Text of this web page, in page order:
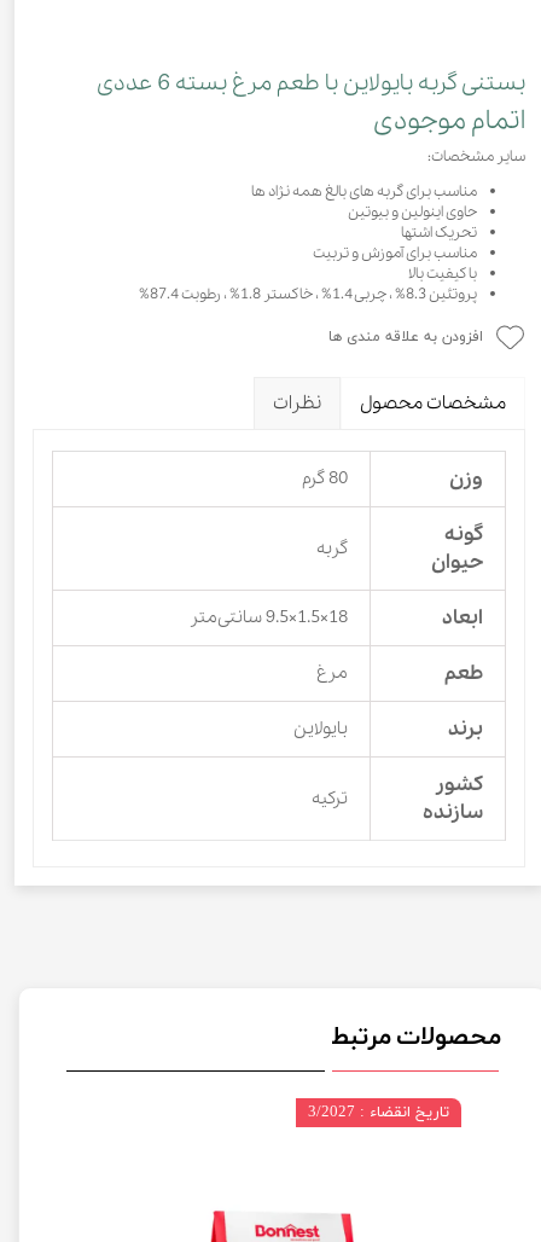
بستنی گربه بایولاین با طعم مرغ بسته 6 عددی
اتمام موجودی
سایر مشخصات:
مناسب برای گربه های بالغ همه نژاد ها
حاوی اینولین و بیوتین
تحریک اشتها
مناسب برای آموزش و تربیت
با کیفیت بالا
پروتئین 8.3% ، چربی 1.4% ، خاکستر 1.8% ، رطوبت 87.4%
افزودن به علاقه مندی ها
مشخصات محصول نظرات
وزن 80 گرم
گونه
حیوان
گربه
ابعاد 18×1.5×9.5 سانتی‌متر
طعم مرغ
برند بایولاین
کشور
سازنده
ترکیه
محصولات مرتبط
تاریخ انقضاء : 3/2027